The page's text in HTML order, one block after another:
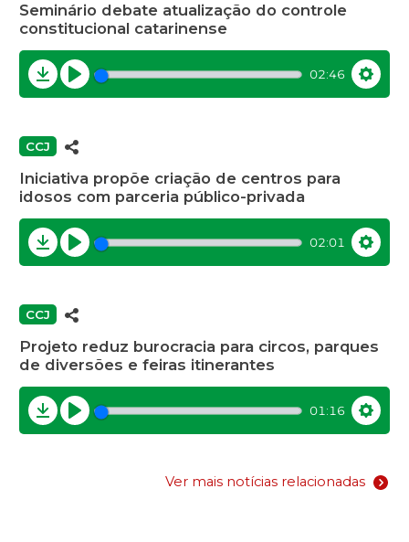
Seminário debate atualização do controle
constitucional catarinense
Download
Play
02:46
CCJ
Iniciativa propõe criação de centros para
idosos com parceria público-privada
Download
Play
02:01
CCJ
Projeto reduz burocracia para circos, parques
de diversões e feiras itinerantes
Download
Play
01:16
Ver mais notícias relacionadas